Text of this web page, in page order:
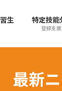
生 特定技能
登録支
最新ニ